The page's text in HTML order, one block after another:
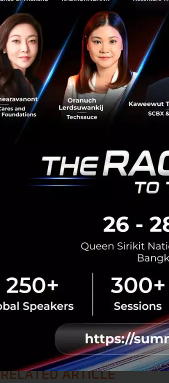
อุณหภูมิ, วัดระดับเสียง และวัดความสว่าง
Smart parking with Video Analytics
ชีวิต สามารถเรียนรู้และจดจำวัตถุชนิด
IoT Gardenหรือสวนดอกไม้ดิจิทัล ที่เป็นการ
ความชื้น, ค่า PM 2.5 และค่าความถี่เสียงต่าง
ของสวนดอกไม้ดิจิทัล ที่สามารถปฏิสัมพันธ์โ
เสียงของธรรมชาติต่างๆ ซึ่งจะช่วยคนไทยห
IoT ที่จะช่วยเตือนให้ตระหนักถึงผลกระทบจา
PR News 5g
RELATED ARTICLE